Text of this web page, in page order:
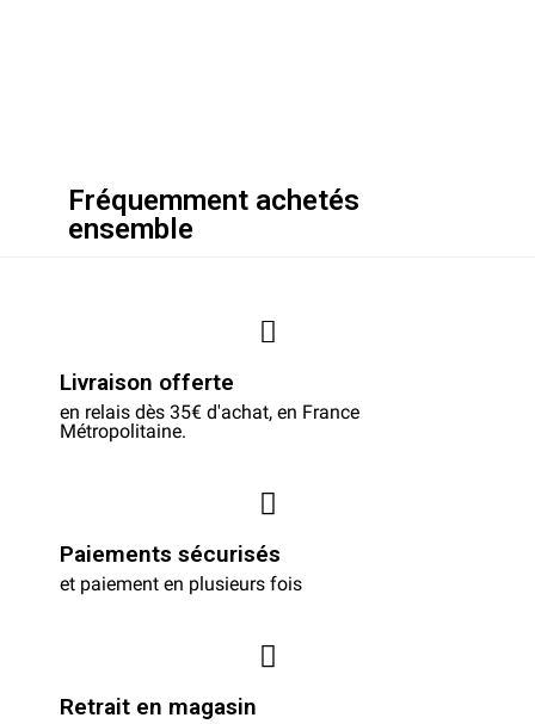
Fréquemment achetés
ensemble
Livraison offerte
en relais dès 35€ d'achat, en France
Métropolitaine.
Paiements sécurisés
et paiement en plusieurs fois
Retrait en magasin